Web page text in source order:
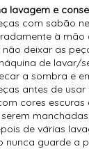
lavagem e
com sabão
à
deixar as
de lavar/
a sombra e
antes de
cores
de várias
nunca guarde a